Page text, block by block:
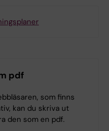
pdf
som finns
kan du skriva ut
den som en pdf.